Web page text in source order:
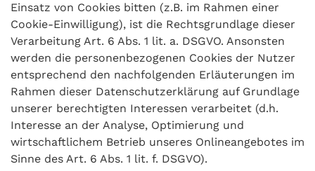
Einsatz von Cookies bitten (z.B. im Rahmen einer
Cookie-Einwilligung), ist die Rechtsgrundlage dieser
Verarbeitung Art. 6 Abs. 1 lit. a. DSGVO. Ansonsten
werden die personenbezogenen Cookies der Nutzer
entsprechend den nachfolgenden Erläuterungen im
Rahmen dieser Datenschutzerklärung auf Grundlage
unserer berechtigten Interessen verarbeitet (d.h.
Interesse an der Analyse, Optimierung und
wirtschaftlichem Betrieb unseres Onlineangebotes im
Sinne des Art. 6 Abs. 1 lit. f. DSGVO).